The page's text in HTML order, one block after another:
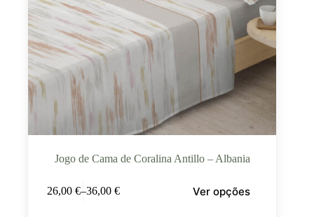
Jogo de Cama de Coralina Antillo – Albania
26,00 €–36,00 € Ver opções